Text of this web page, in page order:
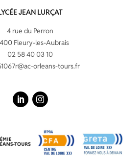
JEAN LURÇAT
4 rue du Perron
Fleury-les-Aubrais
02 58 40 03 10
orleans-tours.fr